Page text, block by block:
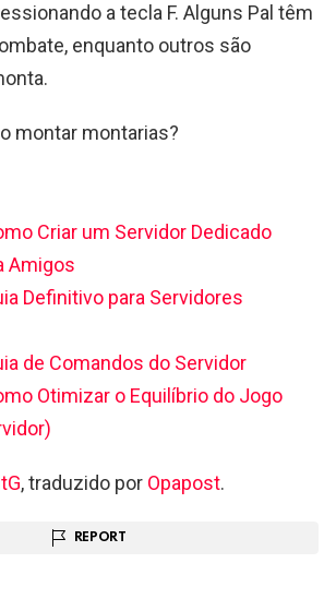
a tecla F. Alguns Pal têm
enquanto outros são
Criar um Servidor Dedicado
Amigos
Definitivo para Servidores
de Comandos do Servidor
Otimizar o Equilíbrio do Jogo
, traduzido por Opapost.
REPORT